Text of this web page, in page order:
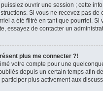
ouvrir une session ; cette
Si vous ne recevez pas
a été filtré en tant que pourriel. Si
essayez de contacter un
plus me connecter ?!
votre compte pour une
depuis un certain temps afin
plus activement aux